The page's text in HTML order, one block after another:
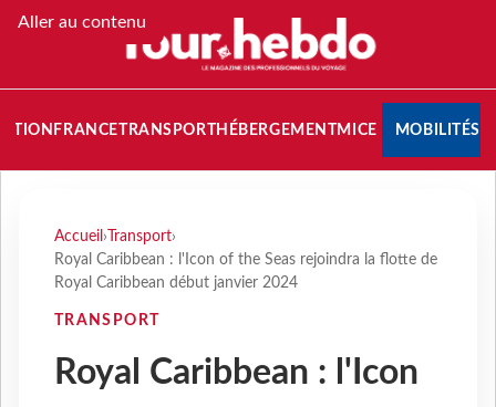
Aller au contenu
FRANCETRANSPORT HÉBERGEMENTMICE MOBILITÉS
Accueil › Transport›
Royal Caribbean : l'Icon of the Seas rejoindra la flotte de
Royal Caribbean début janvier 2024
TRANSPORT
Royal Caribbean : l'Icon